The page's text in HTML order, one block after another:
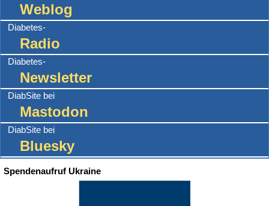
Weblog
Diabetes-
Radio
Diabetes-
Newsletter
DiabSite bei
Mastodon
DiabSite bei
Bluesky
Spendenaufruf Ukraine